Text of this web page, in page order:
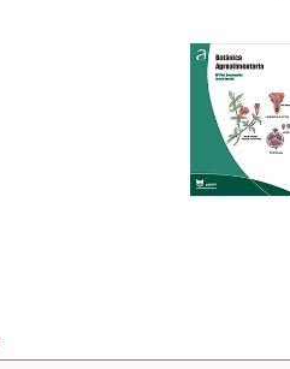
€35.00
VAT INCLUDED